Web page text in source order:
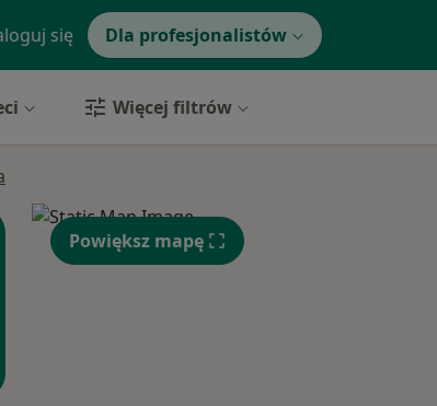
się Dla profesjonalistów
Więcej filtrów
Powiększ mapę